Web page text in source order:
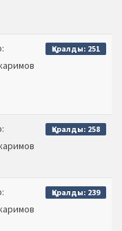
Қаралды: 251
Қаралды: 258
Қаралды: 239